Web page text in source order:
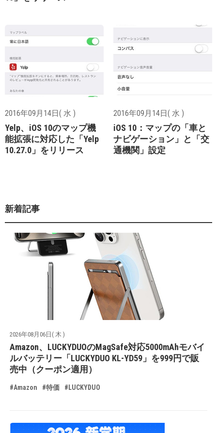
2016年09月14日( 水 )
Yelp、iOS 10のマップ機
能拡張に対応した「Yelp
10.27.0」をリリース
2016年09月14日( 水 )
iOS 10：マップの「車と
ナビゲーション」と「交
通機関」設定
新着記事
2026年08月06日( 木 )
Amazon、LUCKYDUOのMagSafe対応5000mAhモバイ
ルバッテリー「LUCKYDUO KL-YD59」を999円で販
売中（クーポン適用）
#Amazon #特価 #LUCKYDUO